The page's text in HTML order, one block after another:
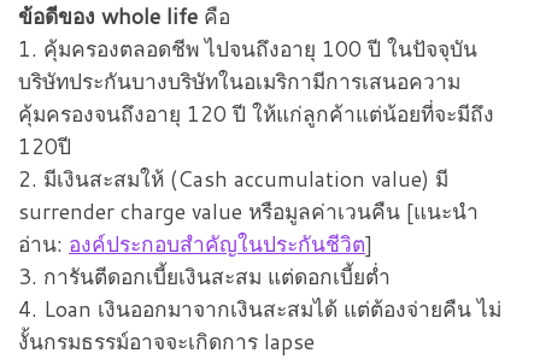
ข้อดีของ whole life คือ
1. คุ้มครองตลอดชีพ ไปจนถึงอายุ 100 ปี ในปัจจุบัน
บริษัทประกันบางบริษัทในอเมริกามีการเสนอความ
คุ้มครองจนถึงอายุ 120 ปี ให้แก่ลูกค้าแต่น้อยที่จะมีถึง
120ปี
2. มีเงินสะสมให้ (Cash accumulation value) มี
surrender charge value หรือมูลค่าเวนคืน [แนะนำ
อ่าน: องค์ประกอบสำคัญในประกันชีวิต]
3. การันตีดอกเบี้ยเงินสะสม แต่ดอกเบี้ยต่ำ
4. Loan เงินออกมาจากเงินสะสมได้ แต่ต้องจ่ายคืน ไม่
งั้นกรมธรรม์อาจจะเกิดการ lapse